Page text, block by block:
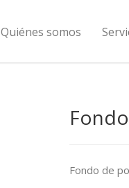
Quiénes somos
Fondo de